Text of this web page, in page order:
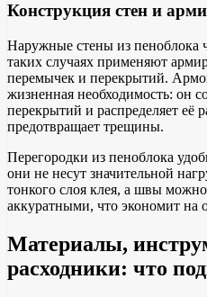
Конструкция стен и
Наружные стены из
таких случаях применяют
перемычек и перекрытий.
жизненная необходимость: он
перекрытий и распределяет её
предотвращает трещины.
Перегородки из пеноблока
они не несут значительной
тонкого слоя клея, а швы
аккуратными, что экономит на
Материалы,
расходники: что